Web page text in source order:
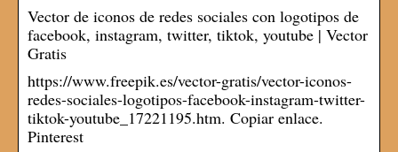
Vector de iconos de redes sociales con logotipos de
facebook, instagram, twitter, tiktok, youtube | Vector
Gratis
https://www.freepik.es/vector-gratis/vector-iconos-
redes-sociales-logotipos-facebook-instagram-twitter-
tiktok-youtube_17221195.htm. Copiar enlace.
Pinterest